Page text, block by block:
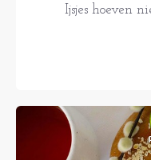
Ijsjes hoeven